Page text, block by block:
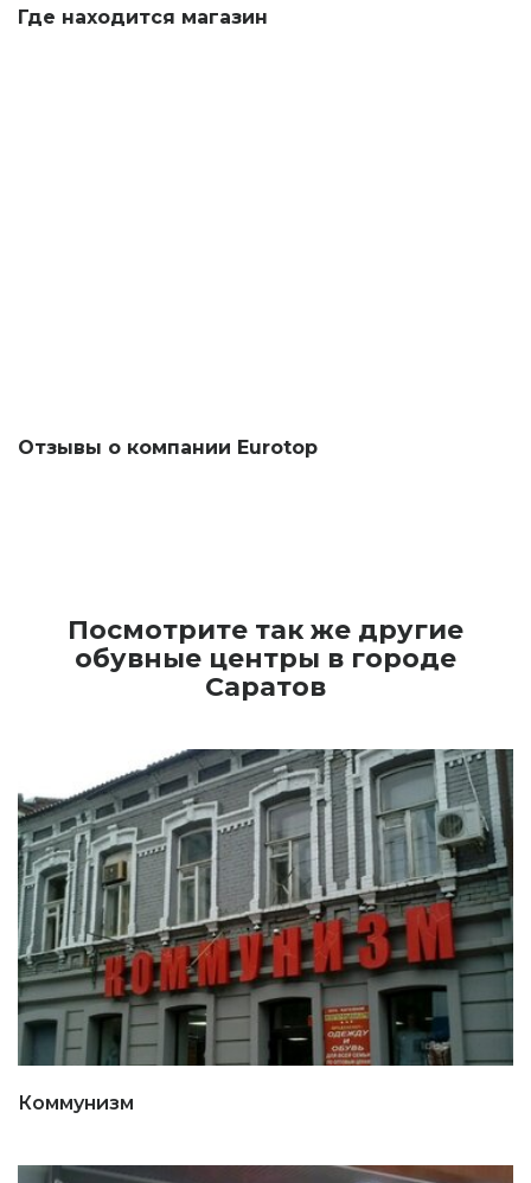
Где находится магазин
Отзывы о компании Eurotop
Посмотрите так же другие
обувные центры в городе
Саратов
Коммунизм